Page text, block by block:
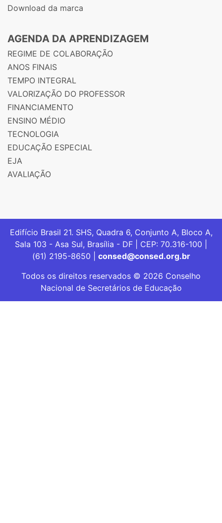
Download da marca
AGENDA DA APRENDIZAGEM
REGIME DE COLABORAÇÃO
ANOS FINAIS
TEMPO INTEGRAL
VALORIZAÇÃO DO PROFESSOR
FINANCIAMENTO
ENSINO MÉDIO
TECNOLOGIA
EDUCAÇÃO ESPECIAL
EJA
AVALIAÇÃO
Edifício Brasil 21. SHS, Quadra 6, Conjunto A, Bloco A,
Sala 103 - Asa Sul, Brasília - DF | CEP: 70.316-100 |
(61) 2195-8650 | consed@consed.org.br
Todos os direitos reservados © 2026 Conselho
Nacional de Secretários de Educação